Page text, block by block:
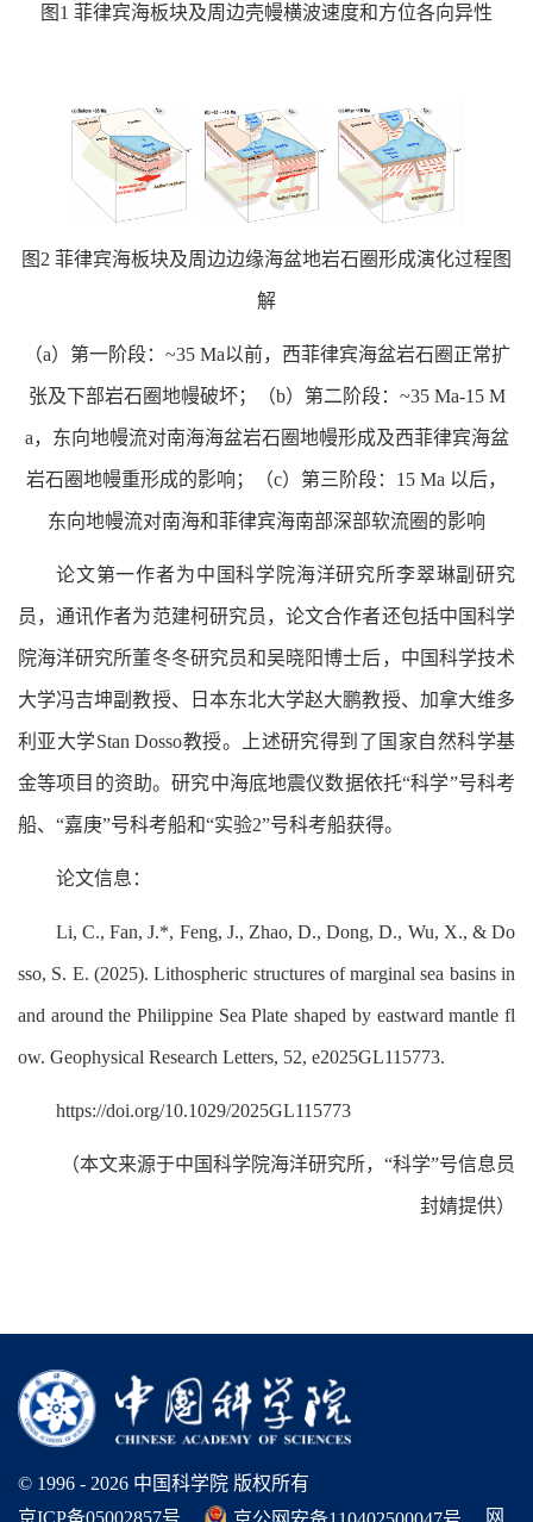
图1 菲律宾海板块及周边壳幔横波速度和方位各向异性
图2 菲律宾海板块及周边边缘海盆地岩石圈形成演化过程图
解
（a）第一阶段：~35 Ma以前，西菲律宾海盆岩石圈正常扩
张及下部岩石圈地幔破坏；（b）第二阶段：~35 Ma-15 M
a，东向地幔流对南海海盆岩石圈地幔形成及西菲律宾海盆
岩石圈地幔重形成的影响；（c）第三阶段：15 Ma 以后，
东向地幔流对南海和菲律宾海南部深部软流圈的影响
论文第一作者为中国科学院海洋研究所李翠琳副研究
员，通讯作者为范建柯研究员，论文合作者还包括中国科学
院海洋研究所董冬冬研究员和吴晓阳博士后，中国科学技术
大学冯吉坤副教授、日本东北大学赵大鹏教授、加拿大维多
利亚大学Stan Dosso教授。上述研究得到了国家自然科学基
金等项目的资助。研究中海底地震仪数据依托“科学”号科考
船、“嘉庚”号科考船和“实验2”号科考船获得。
论文信息：
Li, C., Fan, J.*, Feng, J., Zhao, D., Dong, D., Wu, X., & Do
sso, S. E. (2025). Lithospheric structures of marginal sea basins in
and around the Philippine Sea Plate shaped by eastward mantle fl
ow. Geophysical Research Letters, 52, e2025GL115773.
https://doi.org/10.1029/2025GL115773
（本文来源于中国科学院海洋研究所，“科学”号信息员
封婧提供）
© 1996 - 2026 中国科学院 版权所有
网